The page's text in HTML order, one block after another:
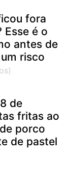
fora
Esse é o
antes de
risco
de
fritas ao
porco
de pastel